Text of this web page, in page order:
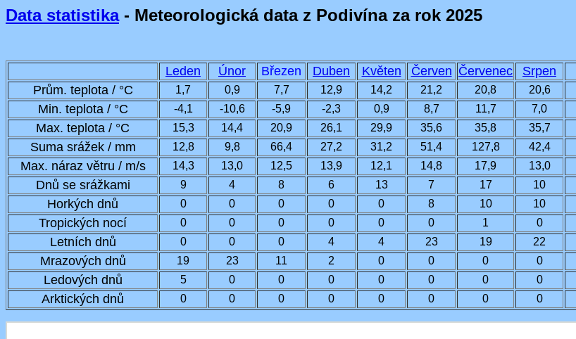
Data statistika- Meteorologická data z Podivína za rok 2025
Leden Únor Březen Duben Květen Červen Červenec Srpen
Prům. teplota / °C
1,7 0,9 7,7 12,9 14,2 21,2 20,8 20,6
Min. teplota / °C -4,1 -10,6 -5,9 -2,3 0,9 8,7 11,7 7,0
Max. teplota / °C 15,3 14,4 20,9 26,1 29,9 35,6 35,8 35,7
Suma srážek / mm 12,8 9,8 66,4 27,2 31,2 51,4 127,8 42,4
Max. náraz větru / m/s 14,3 13,0 12,5 13,9 12,1 14,8 17,9 13,0
Dnů se srážkami 9 4 8 6 13 7 17 10
Horkých dnů 0 0 0 0 0 8 10 10
Tropických nocí 0 0 0 0 0 0 1 0
Letních dnů 0 0 0 4 4 23 19 22
Mrazových dnů 19 23 11 2 0 0 0 0
Ledových dnů 5 0 0 0 0 0 0 0
Arktických dnů 0 0 0 0 0 0 0 0